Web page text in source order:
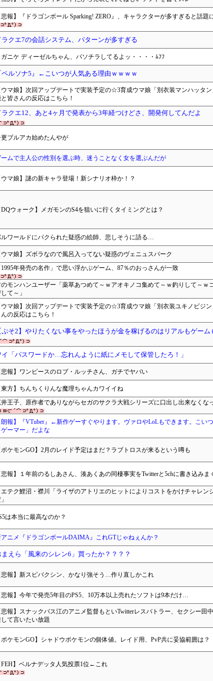
悲報】『ドラゴンボール Sparking! ZERO』、キャラクターが多すぎると話題
ラクエ7の会話システム、パターンが多すぎる
ガニケ ディーゼルちゃん、パソチラしてるよッ・・・・ﾑﾌﾌ
ペルソナ5』←こいつが人気ある理由ｗｗｗｗ
ウマ娘】次回アップデートで実装予定の☆3育成ウマ娘「別衣装マンハッタ
皆さんの反応はこちら！
ラクエ12、あと4ヶ月で発表から3年経つけどさ、開発何してんだよ
ブルアカ始めたんやが
ムで主人公の性別を選ぶ時、迷うことなく女を選ぶんだが
ウマ娘】謎の新キャラ登場！新シナリオ枠か！？
DQウォーク】メガモンのS4を狙いに行くタイミングとは？
ルワールドにパクられた疑惑の絵師、悲しそうに語る…
ウマ娘】ズボラなので風呂入ってない疑惑のヴェニュスパーク
1995年発売の名作」で思い浮かぶゲーム、87％のおっさんが一致
モンハンユーザー「薬草あつめて～ｗアオキノコ集めて～ｗ釣りして～ｗ
て～」
ウマ娘】次回アップデートで実装予定の☆3育成ウマ娘「別衣装ユキノビジ
んの反応はこちら！
ぷそ2】やりたくない事をやったほうが金を稼げるのはリアルもゲーム
イ「パスワードか…忘れんように紙にメモして保管したろ！」
悲報】ワンピースのロブ・ルッチさん、ガチでヤバい
東方】ちんちくりんな魔理ちゃんカワイイね
井王子、原作者でありながらセガのサクラ大戦シリーズに口出し出来なくな
朗報】『VTuber』←新作ゲーすぐやります。ヴァロやLoLもできます。こい
ゲーマー」だよな
ポケモンGO】2月のレイド予定はまだ？ラブトロスが来るという噂も
悲報】１年前のるしあさん、湊あくあの同棲事実をTwitterと5chに書き込みま
エテク鯉沼・襟川「ライザのアトリエのヒットによりコストをかけチャレン
は本当に最高なのか？
ニメ『ドラゴンボールDAIMA』これGTじゃねぇんか？
まえら「風来のシレン6」買ったか？？？？
悲報】新スピバクシン、かなり強そう…作り直しかこれ
悲報】今年で発売5年目のPS5、10万本以上売れたソフトは9本だけ…
悲報】スナックバス江のアニメ監督もといTwitterレスバトラー、セクシー田
て言いたい放題
ポケモンGO】シャドウポケモンの個体値。レイド用、PvP共に妥協範囲は？
FEH】ベルナデッタ人気投票1位←これ